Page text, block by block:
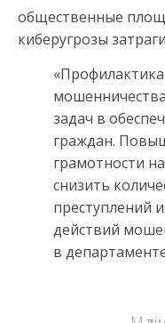
общественные
киберугрозы
задач в
граждан.
грамотности
снизить
преступлений
действий
в